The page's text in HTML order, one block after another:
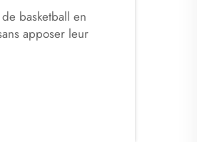
basketball en
apposer leur
Trading peuvent